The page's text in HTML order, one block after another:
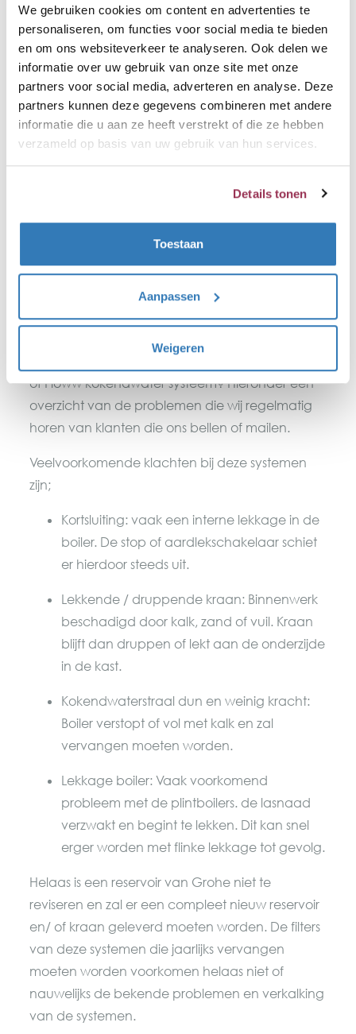
We gebruiken cookies om content en advertenties te
personaliseren, om functies voor social media te bieden
en om ons websiteverkeer te analyseren. Ook delen we
informatie over uw gebruik van onze site met onze
partners voor social media, adverteren en analyse. Deze
partners kunnen deze gegevens combineren met andere
informatie die u aan ze heeft verstrekt of die ze hebben
verzameld op basis van uw gebruik van hun services.
Details tonen
Toestaan
Aanpassen
Weigeren
Met de Quooker onderhoudsbeurt
wordt het reservoir afgekoppeld en
vervang je het complete binnenwerk
inclusief het koolstoffilter. Ook de
slangen die aan het binnenwerk vast
zitten worden dus meteen vervangen.
Je zou dus kunnen stellen dat het
een volgende onderhoudsbeurt.
Problemen bij de Quooker
alternatieven
Ervaar je problemen met je Grohe Red, Franke
of Floww kokendwater systeem? Hieronder een
overzicht van de problemen die wij regelmatig
horen van klanten die ons bellen of mailen.
Veelvoorkomende klachten bij deze systemen
zijn;
Kortsluiting: vaak een interne lekkage in de
boiler. De stop of aardlekschakelaar schiet
er hierdoor steeds uit.
Lekkende / druppende kraan: Binnenwerk
beschadigd door kalk, zand of vuil. Kraan
blijft dan druppen of lekt aan de onderzijde
in de kast.
Kokendwaterstraal dun en weinig kracht:
Boiler verstopt of vol met kalk en zal
vervangen moeten worden.
Lekkage boiler: Vaak voorkomend
probleem met de plintboilers. de lasnaad
verzwakt en begint te lekken. Dit kan snel
erger worden met flinke lekkage tot gevolg.
Helaas is een reservoir van Grohe niet te
reviseren en zal er een compleet nieuw reservoir
en/ of kraan geleverd moeten worden. De filters
van deze systemen die jaarlijks vervangen
moeten worden voorkomen helaas niet of
nauwelijks de bekende problemen en verkalking
van de systemen.